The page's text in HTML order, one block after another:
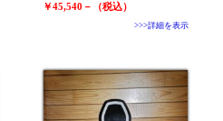
￥45,540－（税込）
>>>詳細を表示